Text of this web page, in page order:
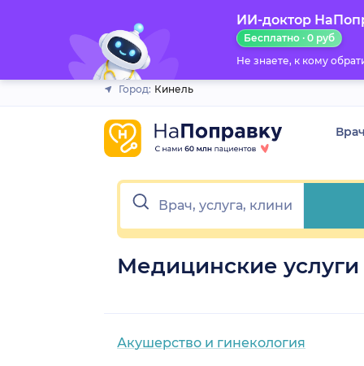
ИИ-доктор
Бесплатно · 0 руб
Не знаете, к кому
Город: Кинель
Медицинские
Акушерство и гинекология